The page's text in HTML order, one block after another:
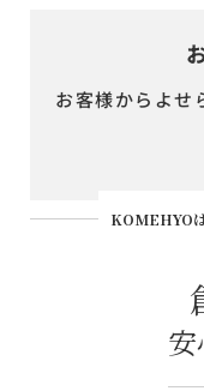
お客様からよせ
KOMEHYO